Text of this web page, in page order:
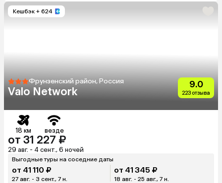
Кешбэк + 624
Фрунзенский район, Россия
Valo Network
9.0
223 отзыва
18 км везде
от 31 227 ₽
29 авг. - 4 сент., 6 ночей
Выгодные туры на соседние даты
от 41 110 ₽
27 авг. - 3 сент., 7 н.
от 41 345 ₽
18 авг. - 25 авг., 7 н.